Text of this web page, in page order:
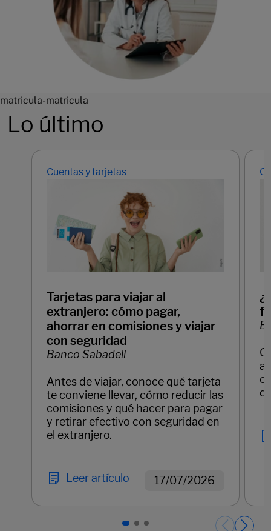
matricula-matricula
Lo último
Cuentas y tarjetas
Tarjetas para viajar al
extranjero: cómo pagar,
ahorrar en comisiones y viajar
con seguridad
Banco Sabadell
Antes de viajar, conoce qué tarjeta
te conviene llevar, cómo reducir las
comisiones y qué hacer para pagar
y retirar efectivo con seguridad en
el extranjero.
Leer artículo 17/07/2026